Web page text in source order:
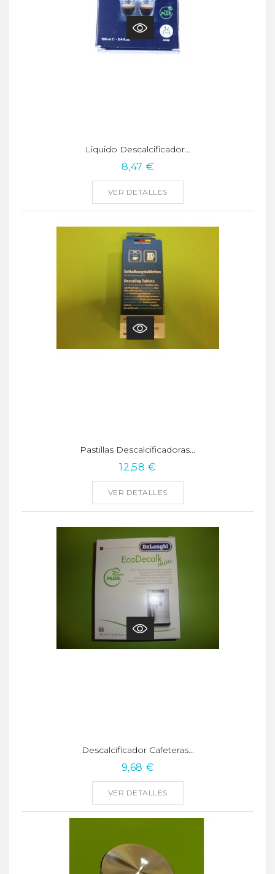
Liquido Descalcificador...
8,47 €
VER DETALLES
Pastillas Descalcificadoras...
12,58 €
VER DETALLES
Descalcificador Cafeteras...
9,68 €
VER DETALLES